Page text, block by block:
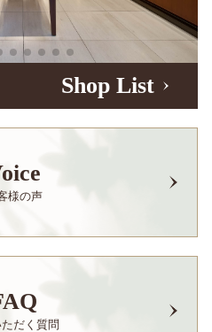
Shop List
様の声
だく質問